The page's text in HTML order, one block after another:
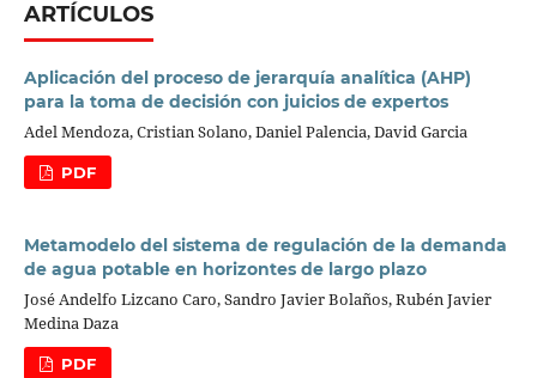
ARTÍCULOS
Aplicación del proceso de jerarquía analítica (AHP)
para la toma de decisión con juicios de expertos
Adel Mendoza, Cristian Solano, Daniel Palencia, David Garcia
PDF
Metamodelo del sistema de regulación de la demanda
de agua potable en horizontes de largo plazo
José Andelfo Lizcano Caro, Sandro Javier Bolaños, Rubén Javier
Medina Daza
PDF